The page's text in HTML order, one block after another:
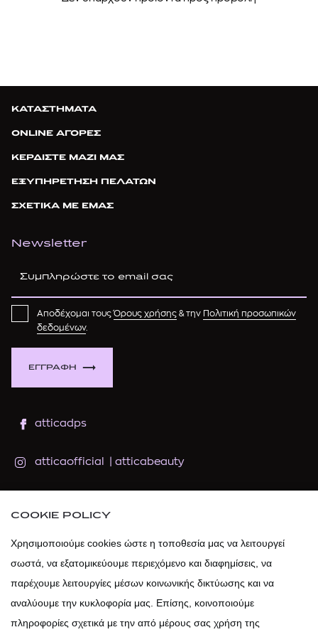
ΚΑΤΑΣΤΗΜΑΤΑ
ONLINE ΑΓΟΡΕΣ
ΚΕΡΔΙΣΤΕ ΜΑΖΙ ΜΑΣ
ΕΞΥΠΗΡΕΤΗΣΗ ΠΕΛΑΤΩΝ
ΣΧΕΤΙΚΑ ΜΕ ΕΜΑΣ
Newsletter
ΕΓΓΡΑΦΗ
Αποδέχομαι τουςΌρους χρήσης & την Πολιτική προσωπικών
δεδομένων.
atticadps
atticaofficial atticabeauty
atticadps
COOKIE POLICY
Χρησιμοποιούμε cookies ώστε η τοποθεσία μας να λειτουργεί
σωστά, να εξατομικεύουμε περιεχόμενο και διαφημίσεις, να
παρέχουμε λειτουργίες μέσων κοινωνικής δικτύωσης και να
αναλύουμε την κυκλοφορία μας. Επίσης, κοινοποιούμε
πληροφορίες σχετικά με την από μέρους σας χρήση της